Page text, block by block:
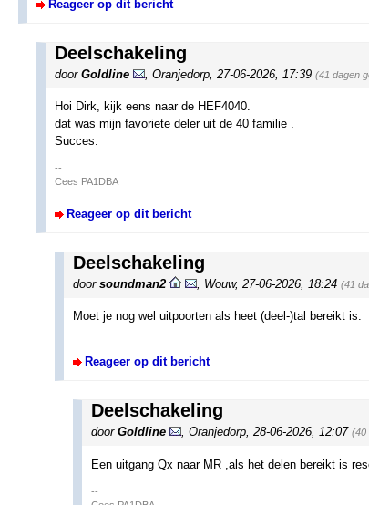
Reageer op dit bericht
Deelschakeling
door Goldline , Oranjedorp, 27-06-2026, 17:39 (41 dagen
Hoi Dirk, kijk eens naar de HEF4040.
dat was mijn favoriete deler uit de 40 familie .
Succes.
--
Cees PA1DBA
Reageer op dit bericht
Deelschakeling
door soundman2 , Wouw, 27-06-2026, 18:24 (41
Moet je nog wel uitpoorten als heet (deel-)tal bereikt is.
Reageer op dit bericht
Deelschakeling
door Goldline , Oranjedorp, 28-06-2026, 12:07 (40
Een uitgang Qx naar MR ,als het delen bereikt is
--